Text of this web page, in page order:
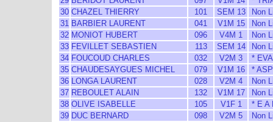
30 CHAZEL THIERRY 101 SEM 13
Non
31 BARBIER LAURENT 041 V1M 15
Non
32 MONIOT HUBERT 096 V4M 1
Non
33 FEVILLET SEBASTIEN 113 SEM 14
Non
34 FOUCOUD CHARLES 032 V2M 3
* EVA
35 CHAUDESAYGUES MICHEL 079 V1M 16
*
36 LONGA LAURENT 028 V2M 4
Non
37 REBOULET ALAIN 132 V1M 17
Non
38 OLIVE ISABELLE 105 V1F 1
* E A
39 DUC BERNARD 098 V2M 5
Non